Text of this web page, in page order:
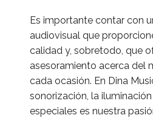
Es importante contar con
audiovisual que
calidad y, sobretodo, que
asesoramiento acerca del
cada ocasión. En Dina
sonorización, la
especiales es nuestra